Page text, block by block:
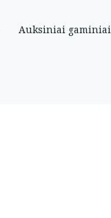
Auksiniai gaminiai